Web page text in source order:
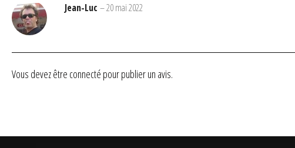
Jean-Luc –20 mai 2022
Vous devez être connecté pour publier un avis.